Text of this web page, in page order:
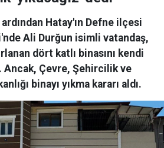
Hatay'ın Defne ilçesi
Ali Durğun isimli vatandaş,
dört katlı binasını kendi
Ancak, Çevre, Şehircilik ve
binayı yıkma kararı aldı.